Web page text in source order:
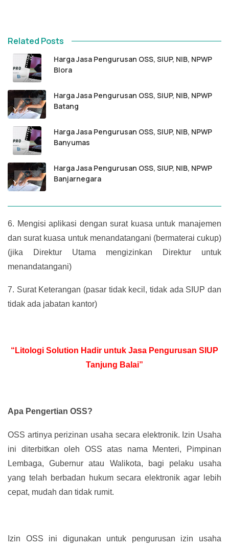
Related Posts
Harga Jasa Pengurusan OSS, SIUP, NIB, NPWP
Blora
Harga Jasa Pengurusan OSS, SIUP, NIB, NPWP
Batang
Harga Jasa Pengurusan OSS, SIUP, NIB, NPWP
Banyumas
Harga Jasa Pengurusan OSS, SIUP, NIB, NPWP
Banjarnegara
6. Mengisi aplikasi dengan surat kuasa untuk manajemen
dan surat kuasa untuk menandatangani (bermaterai cukup)
(jika Direktur Utama mengizinkan Direktur untuk
menandatangani)
7. Surat Keterangan (pasar tidak kecil, tidak ada SIUP dan
tidak ada jabatan kantor)
“Litologi Solution Hadir untuk Jasa Pengurusan SIUP
Tanjung Balai”
Apa Pengertian OSS?
OSS artinya perizinan usaha secara elektronik. Izin Usaha
ini diterbitkan oleh OSS atas nama Menteri, Pimpinan
Lembaga, Gubernur atau Walikota, bagi pelaku usaha
yang telah berbadan hukum secara elektronik agar lebih
cepat, mudah dan tidak rumit.
Izin OSS ini digunakan untuk pengurusan izin usaha